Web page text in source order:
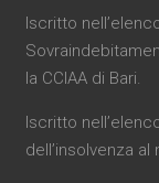
Iscritto
la CCIAA di Bari.
Iscritto
dell’insolvenza